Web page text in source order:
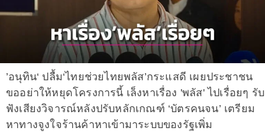
’อนุทิน‘ ปลื้ม‘ไทยช่วยไทยพลัส’กระแสดี เผยประชาชน
ขออย่าให้หยุดโครงการนี้ เล็งหาเรื่อง 'พลัส' ไปเรื่อยๆ รับ
ฟังเสียงวิจารณ์หลังปรับหลักเกณฑ์ ‘บัตรคนจน’ เตรียม
หาทางจูงใจร้านค้าหาเข้ามาระบบของรัฐเพิ่ม